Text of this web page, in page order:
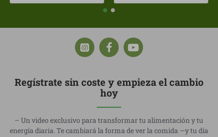
Regístrate sin coste y empieza el cambio
hoy
– Un video exclusivo para transformar tu alimentación y tu
energía diaria. Te cambiará la forma de ver la comida —y tu día